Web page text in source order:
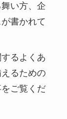
い方、企
書かれて
るよくあ
るための
ご覧くだ